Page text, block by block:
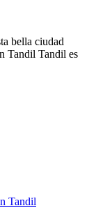
bella ciudad
Tandil Tandil es
Tandil